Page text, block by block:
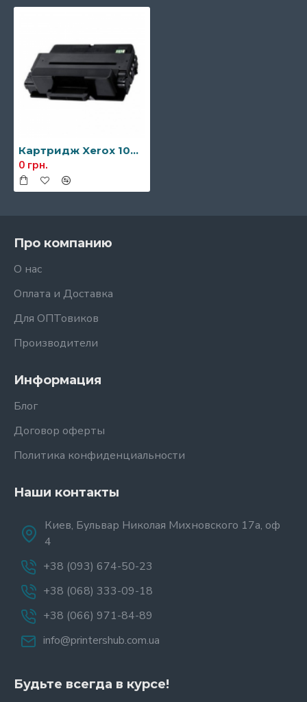
Картридж Xerox 106R02310 без чипа
0 грн.
Про компанию
О нас
Оплата и Доставка
Для ОПТовиков
Производители
Информация
Блог
Договор оферты
Политика конфиденциальности
Наши контакты
Киев, Бульвар Николая Михновского 17а, оф
4
+38 (093) 674-50-23
+38 (068) 333-09-18
+38 (066) 971-84-89
info@printershub.com.ua
Будьте всегда в курсе!